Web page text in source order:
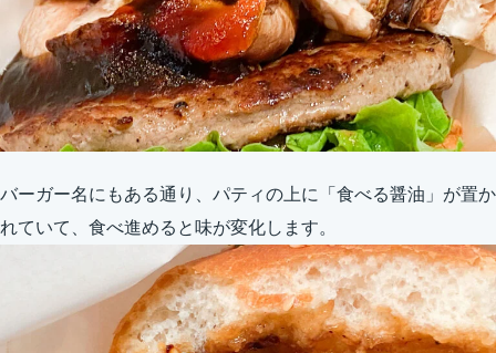
バーガー名にもある通り、パティの上に「食べる醤油」が置か
れていて、食べ進めると味が変化します。